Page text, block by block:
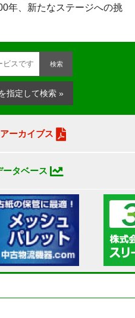
年、新たなステージへの挑
検索
指定して検索 »
ーカイブス
ータベース